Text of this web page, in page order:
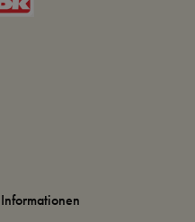
Informationen